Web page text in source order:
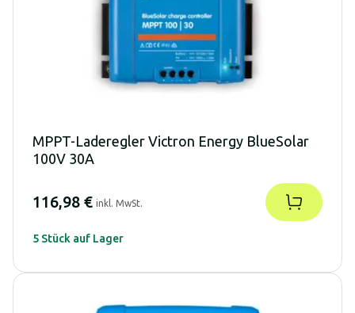
MPPT-Laderegler Victron Energy BlueSolar
100V 30A
116,98 € inkl. MwSt.
5 Stück auf Lager